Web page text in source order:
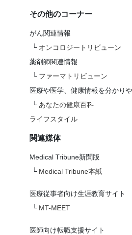
その他のコーナー
がん関連情報
└ オンコロジートリビューン
薬剤師関連情報
└ ファーマトリビューン
医療や医学、健康情報を分かり
└ あなたの健康百科
ライフスタイル
関連媒体
Medical Tribune新聞版
└ Medical Tribune本紙
医療従事者向け生涯教育サイト
└ MT-MEET
医師向け転職支援サイト